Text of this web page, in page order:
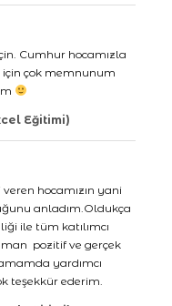
Cumhur hocamızla
için çok memnunum
Eğitimi)
hocamızın yani
anladım.Oldukça
ile tüm katılımcı
pozitif ve gerçek
yardımcı
teşekkür ederim.